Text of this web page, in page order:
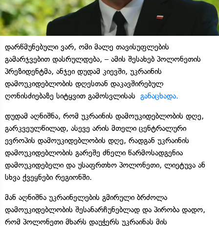
დარწმუნებული ვარ, ომი მალე თავისუფლების
გამარჯვებით დასრულდება, – ამის შესახებ პოლონეთის
პრეზიდენტმა, ანჯეი დუდამ კიევში, უკრაინის
დამოუკიდებლობის დღესთან დაკავშირებულ
ღონისძიებაზე სიტყვით გამოსვლისას განაცხადა.
დუდამ აღნიშნა, რომ უკრაინის დამოუკიდებლობის დღე,
გარკვეულწილად, ასევე არის მთელი ცენტრალური
ევროპის დამოუკიდებლობის დღე, რადგან უკრაინის
დამოუკიდებლობის გარეშე ძნელი წარმოსადგენია
დამოუკიდებელი და უსაფრთხო პოლონეთი, ლიეტუვა ან
სხვა ქვეყნები რეგიონში.
მან აღნიშნა უკრაინელების გმირული ბრძოლა
დამოუკიდებლობის შესანარჩუნებლად და პირობა დადო,
რომ პოლონეთი მხარს დაუჭერს უკრაინას მის